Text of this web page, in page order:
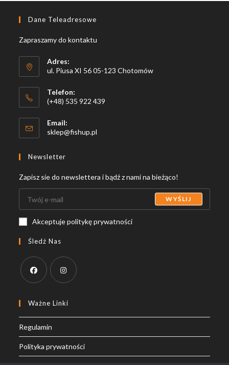
Dane Teleadresowe
Zapraszamy do kontaktu
Adres:
ul. Piusa XI 56 05-123 Chotomów
Telefon:
(+48) 535 922 439
Email:
sklep@fishup.pl
Newsletter
Zapisz sie do newslettera i bądź z nami na bieżąco!
WYŚLIJ
Akceptuje politykę prywatności
Śledź Nas
in
new
in
new
Ważne Linki
Regulamin
Polityka prywatności